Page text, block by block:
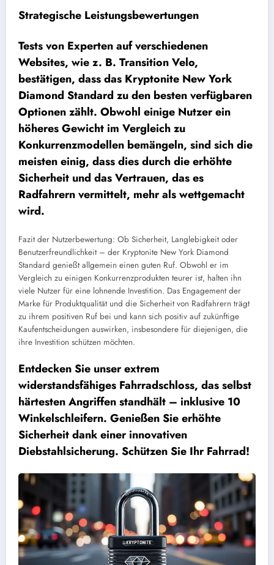
Strategische Leistungsbewertungen
Tests von Experten auf verschiedenen
Websites, wie z. B. Transition Velo,
bestätigen, dass das Kryptonite New York
Diamond Standard zu den besten verfügbaren
Optionen zählt. Obwohl einige Nutzer ein
höheres Gewicht im Vergleich zu
Konkurrenzmodellen bemängeln, sind sich die
meisten einig, dass dies durch die erhöhte
Sicherheit und das Vertrauen, das es
Radfahrern vermittelt, mehr als wettgemacht
wird.
Fazit der Nutzerbewertung: Ob Sicherheit, Langlebigkeit oder
Benutzerfreundlichkeit – der Kryptonite New York Diamond
Standard genießt allgemein einen guten Ruf. Obwohl er im
Vergleich zu einigen Konkurrenzprodukten teurer ist, halten ihn
viele Nutzer für eine lohnende Investition. Das Engagement der
Marke für Produktqualität und die Sicherheit von Radfahrern trägt
zu ihrem positiven Ruf bei und kann sich positiv auf zukünftige
Kaufentscheidungen auswirken, insbesondere für diejenigen, die
ihre Investition schützen möchten.
Entdecken Sie unser extrem
widerstandsfähiges Fahrradschloss, das selbst
härtesten Angriffen standhält – inklusive 10
Winkelschleifern. Genießen Sie erhöhte
Sicherheit dank einer innovativen
Diebstahlsicherung. Schützen Sie Ihr Fahrrad!